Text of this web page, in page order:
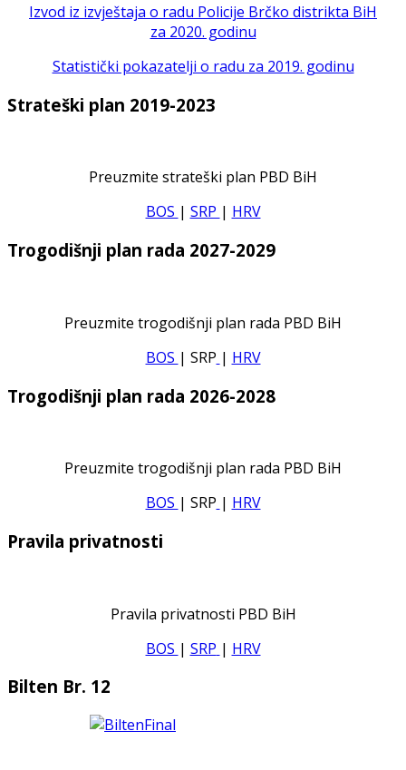
Izvod iz izvještaja o radu Policije Brčko distrikta BiH
za 2020. godinu
Statistički pokazatelji o radu za 2019. godinu
Strateški plan 2019-2023
Preuzmite strateški plan PBD BiH
BOS | SRP | HRV
Trogodišnji plan rada 2027-2029
Preuzmite trogodišnji plan rada PBD BiH
BOS | SRP | HRV
Trogodišnji plan rada 2026-2028
Preuzmite trogodišnji plan rada PBD BiH
BOS | SRP | HRV
Pravila privatnosti
Pravila privatnosti PBD BiH
BOS | SRP | HRV
Bilten Br. 12